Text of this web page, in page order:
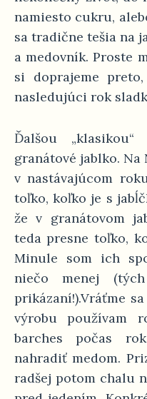
namiesto cukru,
sa tradične tešia na
a medovník. Proste
si doprajeme
nasledujúci rok
Ďalšou
granátové jablko. Na
v nastávajúcom
toľko, koľko je s
že v granátovom
teda presne toľko,
Minule som ich
niečo menej
prikázaní!).Vráťme
výrobu používam
barches počas
nahradiť medom.
radšej potom chalu